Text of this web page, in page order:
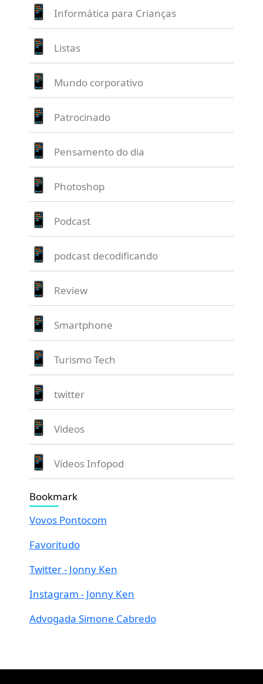
Informática para Crianças
Listas
Mundo corporativo
Patrocinado
Pensamento do dia
Photoshop
Podcast
podcast decodificando
Review
Smartphone
Turismo Tech
twitter
Videos
Vídeos Infopod
Bookmark
Vovos Pontocom
Favoritudo
Twitter - Jonny Ken
Instagram - Jonny Ken
Advogada Simone Cabredo